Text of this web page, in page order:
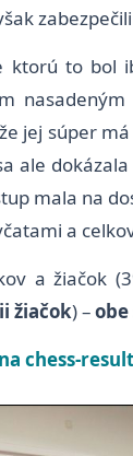
ktorú to bol
jej súper
ale
mala na
a
a žiačok
žiačok) –
chess-